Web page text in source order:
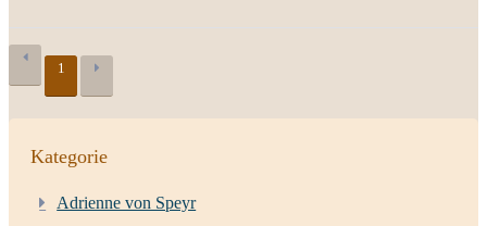
1
Kategorie
Adrienne von Speyr